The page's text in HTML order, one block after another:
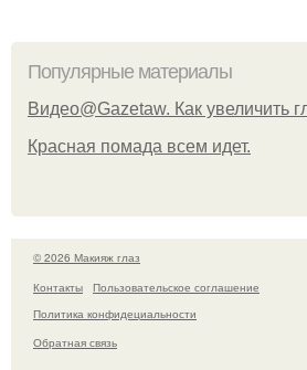
Популярные материалы
Видео@Gazetaw. Как увеличить
Красная помада всем идет.
© 2026 Макияж глаз
Контакты
Пользовательское соглашение
Политика конфидециальности
Обратная связь